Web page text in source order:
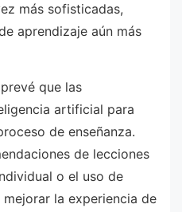
más sofisticadas,
aprendizaje aún más
que las
artificial para
de enseñanza.
de lecciones
o el uso de
la experiencia de